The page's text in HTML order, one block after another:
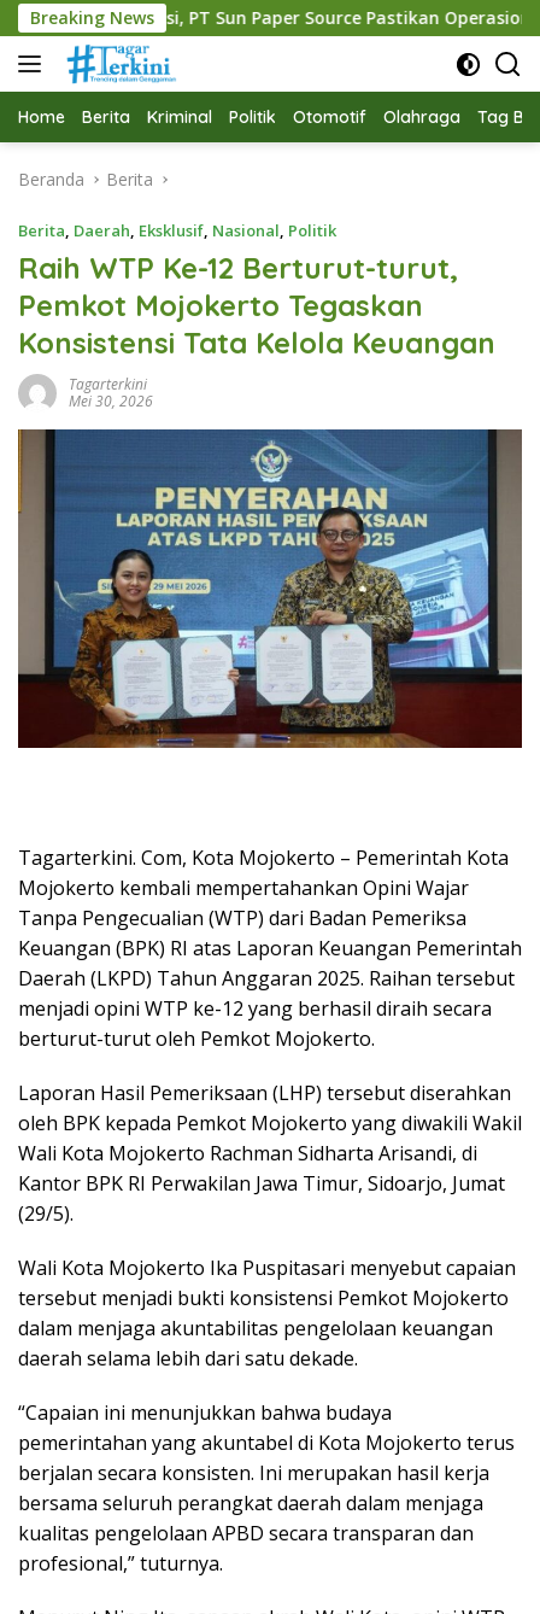
Langsung
ke
konten
Breaking News
Sun Paper Source Pastikan Operasional Berjalan Normal
Home Berita Kriminal Politik Otomotif Olahraga Tag
Beranda Berita
Berita, Daerah, Eksklusif, Nasional, Politik
Raih WTP Ke-12 Berturut-turut,
Pemkot Mojokerto Tegaskan
Konsistensi Tata Kelola Keuangan
Tagarterkini
Mei 30, 2026
Tagarterkini. Com, Kota Mojokerto – Pemerintah Kota
Mojokerto kembali mempertahankan Opini Wajar
Tanpa Pengecualian (WTP) dari Badan Pemeriksa
Keuangan (BPK) RI atas Laporan Keuangan Pemerintah
Daerah (LKPD) Tahun Anggaran 2025. Raihan tersebut
menjadi opini WTP ke-12 yang berhasil diraih secara
berturut-turut oleh Pemkot Mojokerto.
Laporan Hasil Pemeriksaan (LHP) tersebut diserahkan
oleh BPK kepada Pemkot Mojokerto yang diwakili Wakil
Wali Kota Mojokerto Rachman Sidharta Arisandi, di
Kantor BPK RI Perwakilan Jawa Timur, Sidoarjo, Jumat
(29/5).
Wali Kota Mojokerto Ika Puspitasari menyebut capaian
tersebut menjadi bukti konsistensi Pemkot Mojokerto
dalam menjaga akuntabilitas pengelolaan keuangan
daerah selama lebih dari satu dekade.
“Capaian ini menunjukkan bahwa budaya
pemerintahan yang akuntabel di Kota Mojokerto terus
berjalan secara konsisten. Ini merupakan hasil kerja
bersama seluruh perangkat daerah dalam menjaga
kualitas pengelolaan APBD secara transparan dan
profesional,” tuturnya.